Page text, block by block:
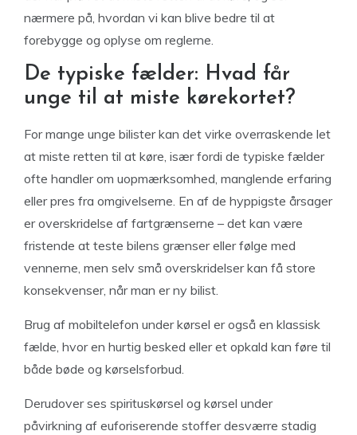
nærmere på, hvordan vi kan blive bedre til at
forebygge og oplyse om reglerne.
De typiske fælder: Hvad får
unge til at miste kørekortet?
For mange unge bilister kan det virke overraskende let
at miste retten til at køre, især fordi de typiske fælder
ofte handler om uopmærksomhed, manglende erfaring
eller pres fra omgivelserne. En af de hyppigste årsager
er overskridelse af fartgrænserne – det kan være
fristende at teste bilens grænser eller følge med
vennerne, men selv små overskridelser kan få store
konsekvenser, når man er ny bilist.
Brug af mobiltelefon under kørsel er også en klassisk
fælde, hvor en hurtig besked eller et opkald kan føre til
både bøde og kørselsforbud.
Derudover ses spirituskørsel og kørsel under
påvirkning af euforiserende stoffer desværre stadig